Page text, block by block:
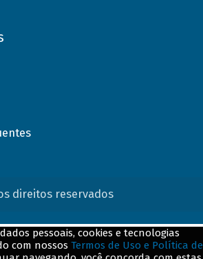
direitos reservados
pessoais, cookies e tecnologias
com nossos Termos de Uso e Política de